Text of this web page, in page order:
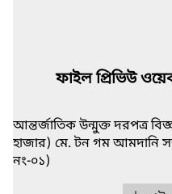
ফাইল প্রিভিউ
আন্তর্জাতিক উন্মুক্ত দরপত্র
হাজার) মে. টন গম আমদানি
নং-০১)